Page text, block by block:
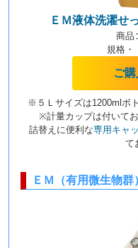
ＥＭ液体洗濯せ
商品
規格・
ご
※５Ｌサイズは1200mlボ
※計量カップは付いて
詰替えに便利な専用キャ
て
ＥＭ（有用微生物